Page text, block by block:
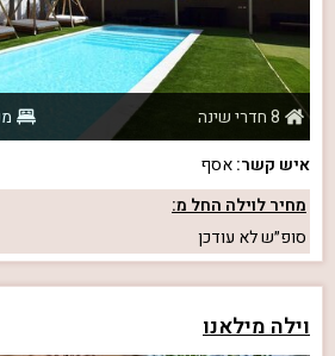
8 חדרי שינה
איש קשר:אסף
מחיר לוילה החל מ:
סופ״שלא עודכן
וילה מילאנו